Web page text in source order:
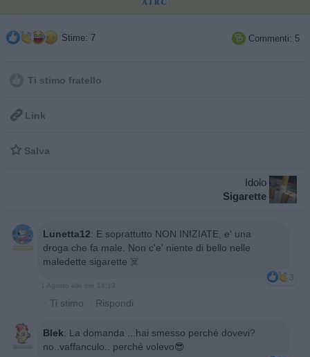
Stime: 7  Commenti: 5
Ti stimo fratello
 Link
 Salva
Idolo
Sigarette
Lunetta12: E soprattutto NON INIZIATE, e' una
droga che fa male. Non c'e' niente di bello nelle
maledette sigarette ☠️
3
1 Agosto alle ore 14:13
· Ti stimo · Rispondi
Blek: La domanda ...hai smesso perché dovevi?
no..vaffanculo.. perché volevo😎